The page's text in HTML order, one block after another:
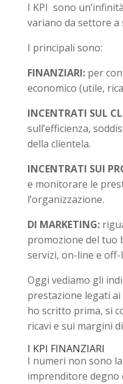
I KPI sono
variano da settore a
I principali sono:
FINANZIARI:per
economico (utile,
INCENTRATI SUL
sull’efficienza,
della clientela.
INCENTRATI SUI
e monitorare le
l’organizzazione.
DI MARKETING:
promozione del tuo
servizi, on-line e off-
Oggi vediamo gli
prestazione legati ai
ho scritto prima, si
ricavi e sui margini
I KPI FINANZIARI
I numeri non sono
imprenditore degno